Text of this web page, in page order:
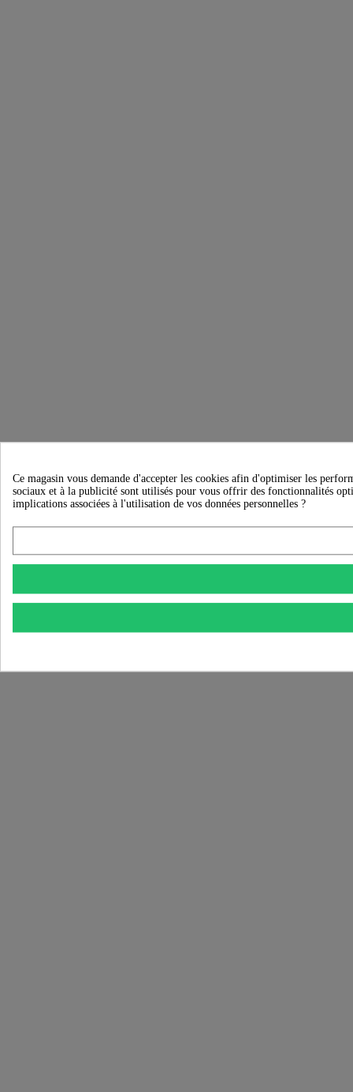
Ce magasin vous demande d'accepter les cookies afin d'optimiser les
sociaux et à la publicité sont utilisés pour vous offrir des fonctionnalités
implications associées à l'utilisation de vos données personnelles ?